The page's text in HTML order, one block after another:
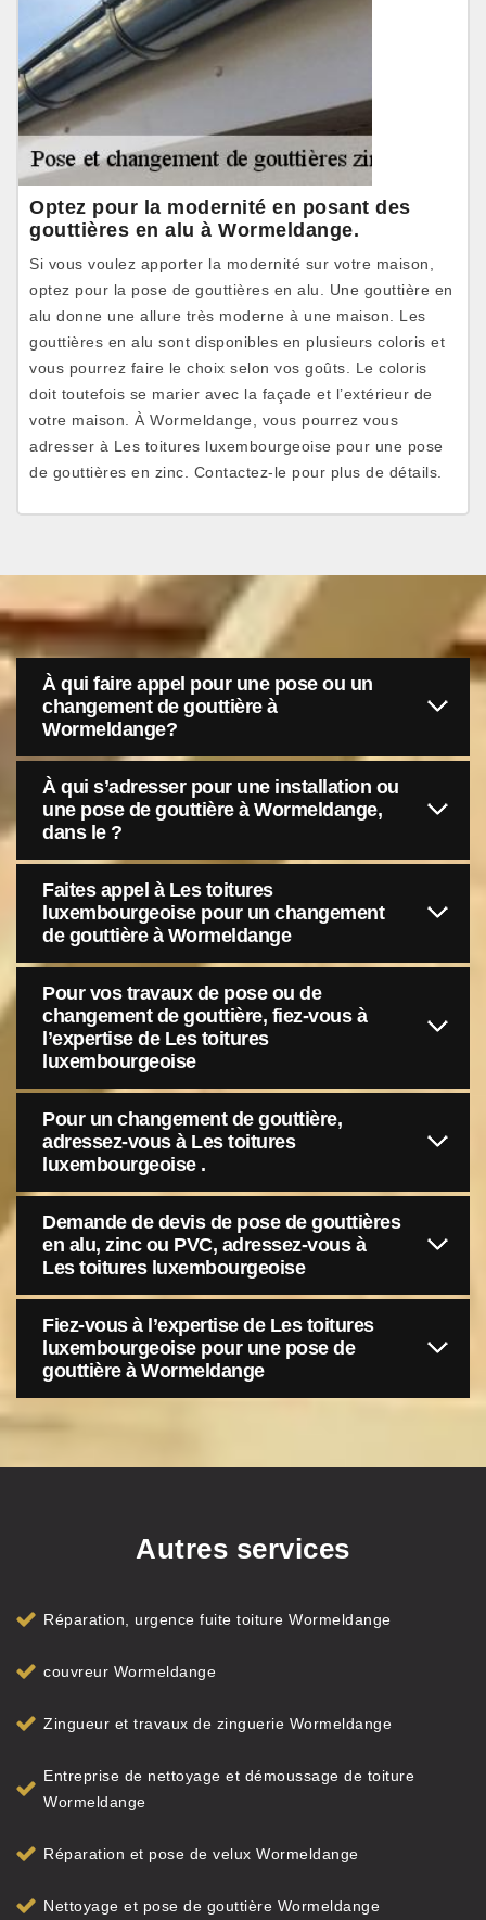
Optez pour la modernité en posant des
gouttières en alu à Wormeldange.
Si vous voulez apporter la modernité sur votre maison,
optez pour la pose de gouttières en alu. Une gouttière en
alu donne une allure très moderne à une maison. Les
gouttières en alu sont disponibles en plusieurs coloris et
vous pourrez faire le choix selon vos goûts. Le coloris
doit toutefois se marier avec la façade et l’extérieur de
votre maison. À Wormeldange, vous pourrez vous
adresser à Les toitures luxembourgeoise pour une pose
de gouttières en zinc. Contactez-le pour plus de détails.
À qui faire appel pour une pose ou un
changement de gouttière à
Wormeldange?
À qui s’adresser pour une installation ou
une pose de gouttière à Wormeldange,
dans le ?
Faites appel à Les toitures
luxembourgeoise pour un changement
de gouttière à Wormeldange
Pour vos travaux de pose ou de
changement de gouttière, fiez-vous à
l’expertise de Les toitures
luxembourgeoise
Pour un changement de gouttière,
adressez-vous à Les toitures
luxembourgeoise .
Demande de devis de pose de gouttières
en alu, zinc ou PVC, adressez-vous à
Les toitures luxembourgeoise
Fiez-vous à l’expertise de Les toitures
luxembourgeoise pour une pose de
gouttière à Wormeldange
Autres services
Réparation, urgence fuite toiture Wormeldange
couvreur Wormeldange
Zingueur et travaux de zinguerie Wormeldange
Entreprise de nettoyage et démoussage de toiture
Wormeldange
Réparation et pose de velux Wormeldange
Nettoyage et pose de gouttière Wormeldange